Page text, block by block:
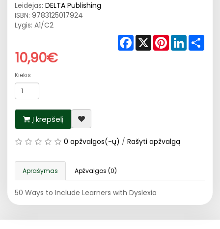
Leidėjas: DELTA Publishing
ISBN: 9783125017924
Lygis: A1/C2
Facebook
X PinterestLinkedIn
10,90€
Kiekis
Į krepšelį
0 apžvalgos(-ų) / Rašyti apžvalgą
Aprašymas Apžvalgos (0)
50 Ways to Include Learners with Dyslexia